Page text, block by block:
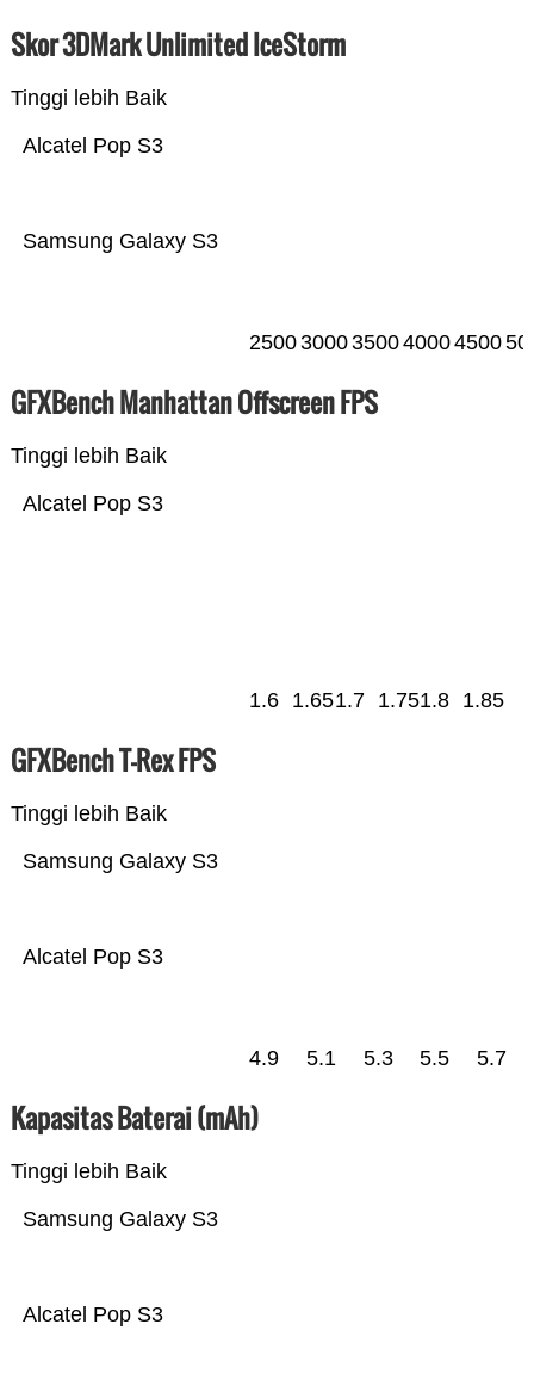
Skor 3DMark Unlimited IceStorm
Tinggi lebih Baik
Samsung Galaxy S3
Alcatel Pop S3
25003000350040004500
GFXBench Manhattan Offscreen FPS
Tinggi lebih Baik
Alcatel Pop S3
1.6 1.651.7 1.751.8 1.85
GFXBench T-Rex FPS
Tinggi lebih Baik
Alcatel Pop S3
Samsung Galaxy S3
4.9 5.1 5.3 5.5 5.7
Kapasitas Baterai (mAh)
Tinggi lebih Baik
Alcatel Pop S3
Samsung Galaxy S3